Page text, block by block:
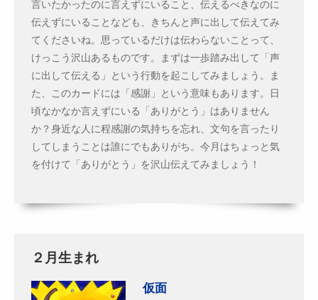
言いたかったのに言えずにいること、伝えるべきなのに
伝えずにいることなども、きちんと声に出して伝えてみ
てくださいね。思っているだけは伝わらないことって、
けっこう沢山あるものです。まずは一歩踏み出して「声
に出して伝える」という行動を起こしてみましょう。ま
た、このカードには「感謝」という意味もあります。日
頃なかなか言えずにいる「ありがとう」はありません
か？身近な人に程感謝の気持ちを忘れ、文句を言ったり
してしまうことは誰にでもありがち。今月はちょっと気
を付けて「ありがとう」を沢山伝えてみましょう！
２月生まれ
仮面